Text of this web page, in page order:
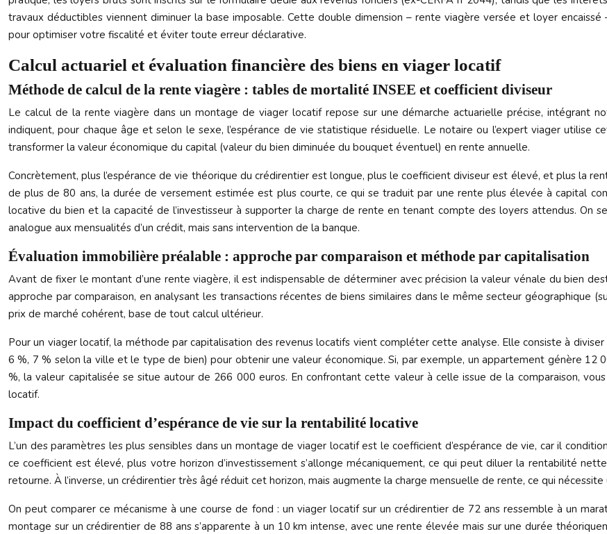
travaux déductibles viennent diminuer la base imposable. Cette double dimension – rente viagère versée et loyer
pour optimiser votre fiscalité et éviter toute erreur déclarative.
Calcul actuariel et évaluation financière des biens en viager locatif
Méthode de calcul de la rente viagère : tables de mortalité INSEE et coefficient diviseur
Le calcul de la rente viagère dans un montage de viager locatif repose sur une démarche actuarielle précise, intégrant
indiquent, pour chaque âge et selon le sexe, l’espérance de vie statistique résiduelle. Le notaire ou l’expert viager utilise
transformer la valeur économique du capital (valeur du bien diminuée du bouquet éventuel) en rente annuelle.
Concrètement, plus l’espérance de vie théorique du crédirentier est longue, plus le coefficient diviseur est élevé, et plus la
de plus de 80 ans, la durée de versement estimée est plus courte, ce qui se traduit par une rente plus élevée à capital
locative du bien et la capacité de l’investisseur à supporter la charge de rente en tenant compte des loyers attendus. On
analogue aux mensualités d’un crédit, mais sans intervention de la banque.
Évaluation immobilière préalable : approche par comparaison et méthode par capitalisation
Avant de fixer le montant d’une rente viagère, il est indispensable de déterminer avec précision la valeur vénale du bien
approche par comparaison, en analysant les transactions récentes de biens similaires dans le même secteur géographique
prix de marché cohérent, base de tout calcul ultérieur.
Pour un viager locatif, la méthode par capitalisation des revenus locatifs vient compléter cette analyse. Elle consiste à
6 %, 7 % selon la ville et le type de bien) pour obtenir une valeur économique. Si, par exemple, un appartement génère 12
%, la valeur capitalisée se situe autour de 266 000 euros. En confrontant cette valeur à celle issue de la comparaison,
locatif.
Impact du coefficient d’espérance de vie sur la rentabilité locative
L’un des paramètres les plus sensibles dans un montage de viager locatif est le coefficient d’espérance de vie, car il
ce coefficient est élevé, plus votre horizon d’investissement s’allonge mécaniquement, ce qui peut diluer la rentabilité
retourne. À l’inverse, un crédirentier très âgé réduit cet horizon, mais augmente la charge mensuelle de rente, ce qui
On peut comparer ce mécanisme à une course de fond : un viager locatif sur un crédirentier de 72 ans ressemble à un
montage sur un crédirentier de 88 ans s’apparente à un 10 km intense, avec une rente élevée mais sur une durée